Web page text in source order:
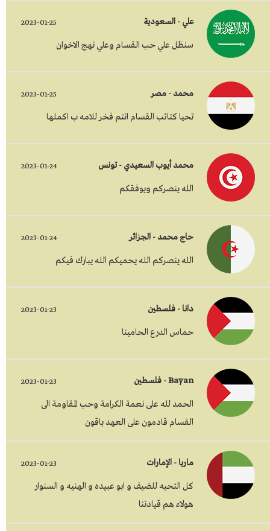
علي - السعودية 2023-01-25
سنظل علي حب القسام وعلي نهج الاخوان
محمد - مصر 2023-01-25
تحيا كتائب القسام انتم فخر للامه ب اكملها
محمد أيوب السعيدي - تونس 2023-01-24
الله ينصركم ويوفقكم
حاج محمد - الجزائر 2023-01-24
الله ينصركم الله يحميكم الله يبارك فيكم
دانا - فلسطين 2023-01-23
حماس الدرع الحامينا
Bayan - فلسطين 2023-01-23
الحمد لله على نعمة الكرامة وحب المقاومة الى
القسام قادمون على العهد باقون
ماريا - الإمارات 2023-01-23
كل التحيه للضيف و ابو عبيده و الهنيه و السنوار
هولاء هم قيادتنا